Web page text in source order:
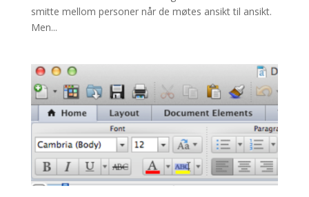
smitte mellom personer når de møtes ansikt til ansikt.
Men...